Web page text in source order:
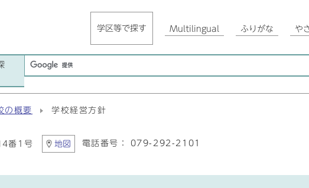
学区等で探す Multilingual ふりがな や
の概要 学校経営方針
4番1号 地図 電話番号： 079-292-2101